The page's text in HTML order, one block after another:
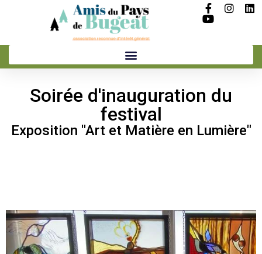
Soirée d'inauguration du
festival
Exposition "Art et Matière en Lumière"